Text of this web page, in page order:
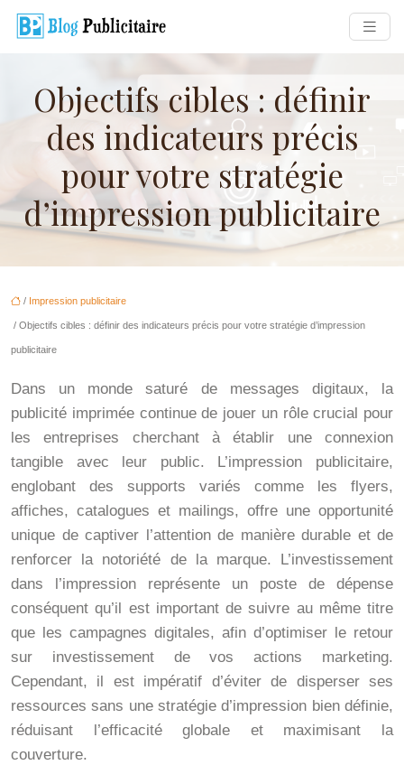
Objectifs cibles : définir
des indicateurs précis
pour votre stratégie
d’impression publicitaire
/ Impression publicitaire
/ Objectifs cibles : définir des indicateurs précis pour votre stratégie d’impression
publicitaire
Dans un monde saturé de messages digitaux, la
publicité imprimée continue de jouer un rôle crucial pour
les entreprises cherchant à établir une connexion
tangible avec leur public. L’impression publicitaire,
englobant des supports variés comme les flyers,
affiches, catalogues et mailings, offre une opportunité
unique de captiver l’attention de manière durable et de
renforcer la notoriété de la marque. L’investissement
dans l’impression représente un poste de dépense
conséquent qu’il est important de suivre au même titre
que les campagnes digitales, afin d’optimiser le retour
sur investissement de vos actions marketing.
Cependant, il est impératif d’éviter de disperser ses
ressources sans une stratégie d’impression bien définie,
réduisant l’efficacité globale et maximisant la
couverture.